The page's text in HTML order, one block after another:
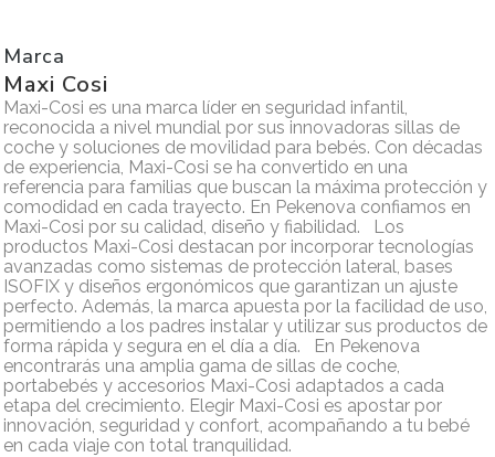
Marca
Maxi Cosi
Maxi-Cosi es una marca líder en seguridad infantil,
reconocida a nivel mundial por sus innovadoras sillas de
coche y soluciones de movilidad para bebés. Con décadas
de experiencia, Maxi-Cosi se ha convertido en una
referencia para familias que buscan la máxima protección y
comodidad en cada trayecto. En Pekenova confiamos en
Maxi-Cosi por su calidad, diseño y fiabilidad. Los
productos Maxi-Cosi destacan por incorporar tecnologías
avanzadas como sistemas de protección lateral, bases
ISOFIX y diseños ergonómicos que garantizan un ajuste
perfecto. Además, la marca apuesta por la facilidad de uso,
permitiendo a los padres instalar y utilizar sus productos de
forma rápida y segura en el día a día. En Pekenova
encontrarás una amplia gama de sillas de coche,
portabebés y accesorios Maxi-Cosi adaptados a cada
etapa del crecimiento. Elegir Maxi-Cosi es apostar por
innovación, seguridad y confort, acompañando a tu bebé
en cada viaje con total tranquilidad.